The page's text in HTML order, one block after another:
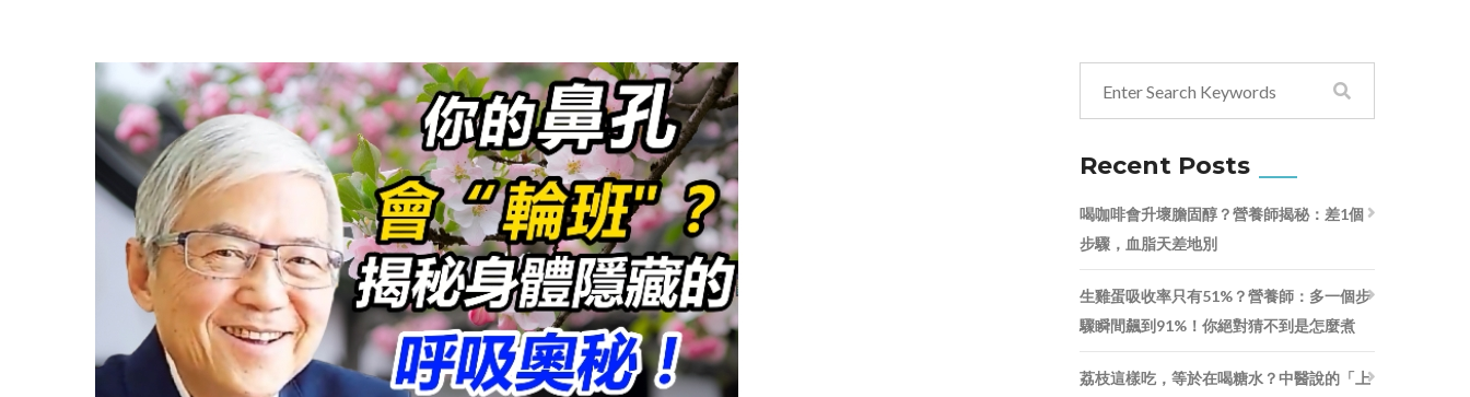
Recent Posts
喝咖啡會升壞膽固醇？營養師揭秘：差1個
步驟，血脂天差地別
生雞蛋吸收率只有51%？營養師：多一個步
驟瞬間飆到91%！你絕對猜不到是怎麼煮
荔枝這樣吃，等於在喝糖水？中醫說的「上